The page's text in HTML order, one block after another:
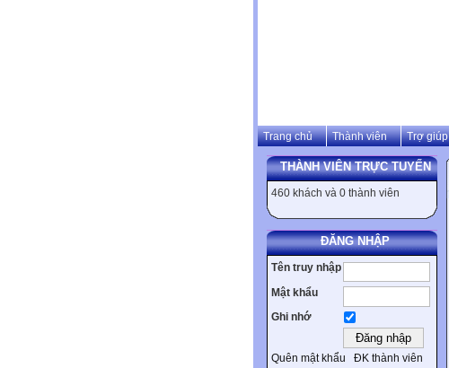
Trang chủ Thành viên Trợ giúp
THÀNH VIÊN TRỰC TUYẾN
460 khách và 0 thành viên
ĐĂNG NHẬP
Tên truy nhập
Mật khẩu
Ghi nhớ
Quên mật khẩu ĐK thành viên